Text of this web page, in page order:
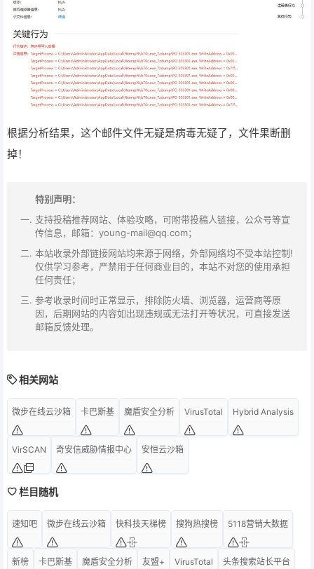
根据分析结果，这个邮件文件无疑是病毒无疑了，文件果断删
掉！
特别声明：
支持投稿推荐网站、体验攻略，可附带投稿人链接，公众号等宣
传信息，邮箱：young-mail@qq.com；
本站收录外部链接网站均来源于网络，外部网络均不受本站控制!
仅供学习参考，严禁用于任何商业目的，本站不对您的使用承担
任何责任；
参考收录时间时正常显示，排除防火墙、浏览器，运营商等原
因，后期网站的内容如出现违规或无法打开等状况，可直接发送
邮箱反馈处理。
相关网站
微步在线云沙箱 卡巴斯基 魔盾安全分析 VirusTotal Hybrid Analysis
VirSCAN 奇安信威胁情报中心 安恒云沙箱
栏目随机
速知吧 微步在线云沙箱 快科技天梯榜 搜狗热搜榜 5118营销大数据
新榜 卡巴斯基 魔盾安全分析 友盟+ VirusTotal 头条搜索站长平台